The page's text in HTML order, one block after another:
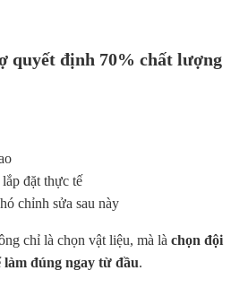
quyết định 70% chất lượng
đặt thực tế
chỉnh sửa sau này
chỉ là chọn vật liệu, mà là chọn đội
đúng ngay từ đầu.